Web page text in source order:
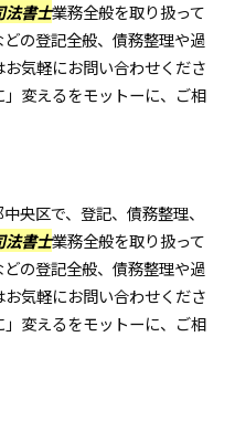
法書士業務全般を取り扱って
の登記全般、債務整理や過
気軽にお問い合わせくださ
変えるをモットーに、ご相
央区で、登記、債務整理、
法書士業務全般を取り扱って
の登記全般、債務整理や過
気軽にお問い合わせくださ
変えるをモットーに、ご相